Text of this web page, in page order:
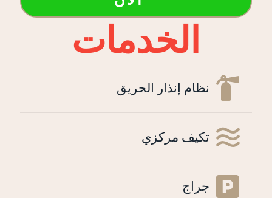
الخدمات
نظام إنذار الحريق
تكيف مركزي
جراج